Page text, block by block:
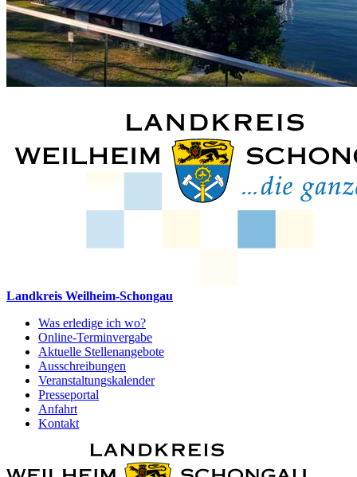
Landkreis Weilheim-Schongau
Was erledige ich wo?
Online-Terminvergabe
Aktuelle Stellenangebote
Ausschreibungen
Veranstaltungskalender
Presseportal
Anfahrt
Kontakt